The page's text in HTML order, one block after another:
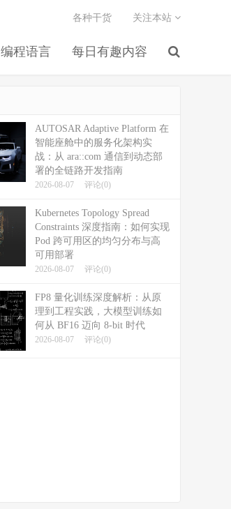
编程语言 每日有趣内容
各种干货 关注本站
AUTOSAR Adaptive Platform 在
智能座舱中的服务化架构实
战：从 ara::com 通信到动态部
署的全链路开发指南
2026-08-07 评论(0)
Kubernetes Topology Spread
Constraints 深度指南：如何实现
Pod 跨可用区的均匀分布与高
可用部署
2026-08-07 评论(0)
FP8 量化训练深度解析：从原
理到工程实践，大模型训练如
何从 BF16 迈向 8-bit 时代
2026-08-07 评论(0)